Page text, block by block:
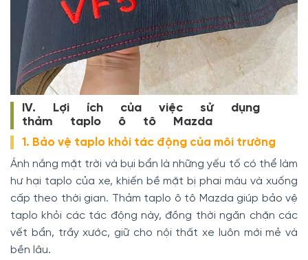
IV. Lợi ích của việc sử dụng
thảm taplo ô tô Mazda
1. Bảo vệ taplo khỏi tác động của môi trường
Ánh nắng mặt trời và bụi bẩn là những yếu tố có thể làm
hư hại taplo của xe, khiến bề mặt bị phai màu và xuống
cấp theo thời gian. Thảm taplo ô tô Mazda giúp bảo vệ
taplo khỏi các tác động này, đồng thời ngăn chặn các
vết bẩn, trầy xước, giữ cho nội thất xe luôn mới mẻ và
bền lâu.